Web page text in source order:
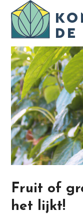
content
Open
mobile
menu
Close
mobile
menu
Fruit of
het lijkt!